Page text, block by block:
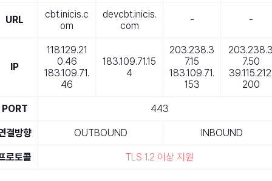
URL
cbt.inicis.c
om
devcbt.inicis.
com
- -
IP
118.129.21
0.46
183.109.71.
46
183.109.71.15
4
203.238.3
7.15
183.109.71.
153
203.238.3
7.50
39.115.212.
200
PORT 443
결방향 OUTBOUND INBOUND
로토콜 TLS 1.2 이상 지원